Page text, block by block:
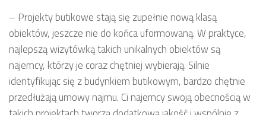
– Projekty butikowe stają się zupełnie nową klasą
obiektów, jeszcze nie do końca uformowaną. W praktyce,
najlepszą wizytówką takich unikalnych obiektów są
najemcy, którzy je coraz chętniej wybierają. Silnie
identyfikując się z budynkiem butikowym, bardzo chętnie
przedłużają umowy najmu. Ci najemcy swoją obecnością w